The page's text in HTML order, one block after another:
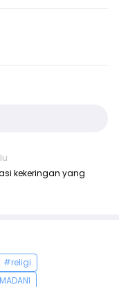
kekeringan yang
#religi